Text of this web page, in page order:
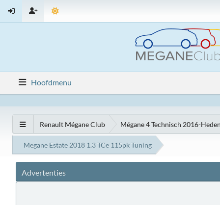
Hoofdmenu
Renault Mégane Club Mégane 4 Technisch 2016-
Megane Estate 2018 1.3 TCe 115pk Tuning
Advertenties